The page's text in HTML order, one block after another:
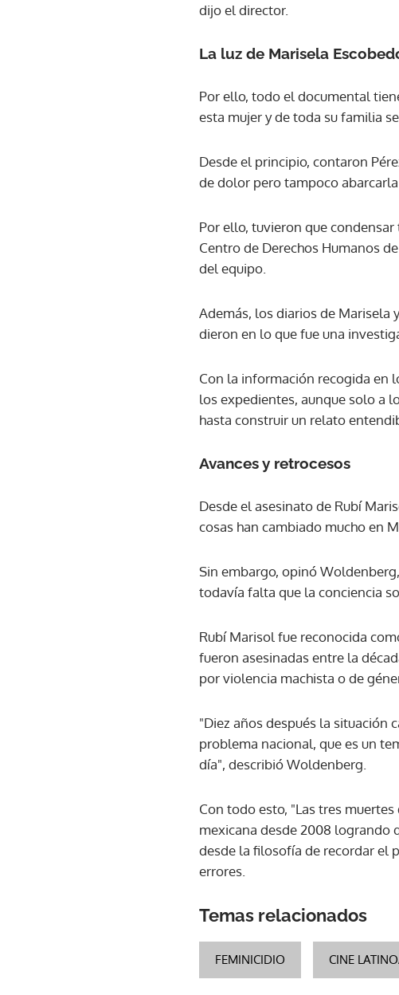
dijo el director.
La luz de Marisela
Por ello, todo el documental
esta mujer y de toda su familia
Desde el principio, contaron
de dolor pero tampoco
Por ello, tuvieron que
Centro de Derechos Humanos
del equipo.
Además, los diarios de Marisela
dieron en lo que fue una
Con la información recogida en
los expedientes, aunque solo a
hasta construir un relato
Avances y retrocesos
Desde el asesinato de Rubí
cosas han cambiado mucho en
Sin embargo, opinó
todavía falta que la conciencia
Rubí Marisol fue reconocida
fueron asesinadas entre la
por violencia machista o de
"Diez años después la situación
problema nacional, que es un
día", describió Woldenberg.
Con todo esto, "Las tres
mexicana desde 2008 logrando
desde la filosofía de recordar el
errores.
Temas relacionados
FEMINICIDIO CINE